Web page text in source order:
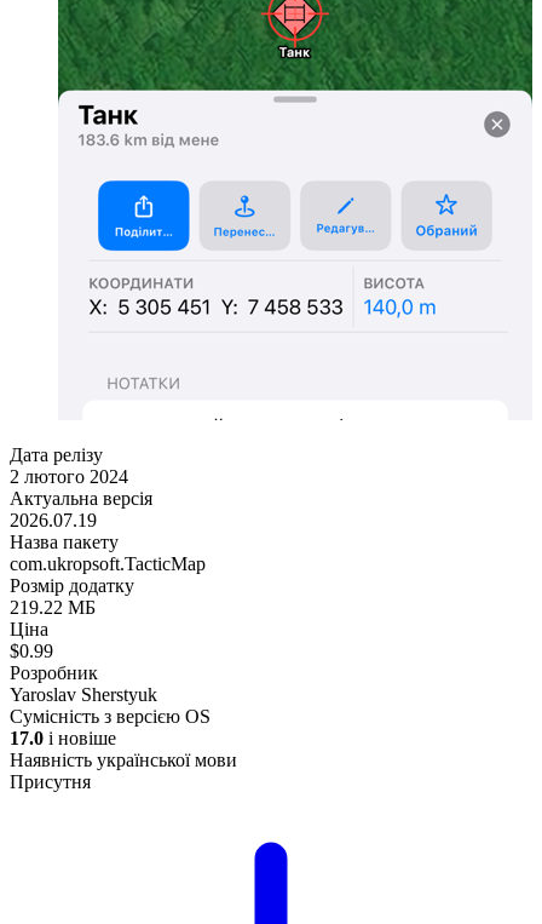
Дата релізу
2 лютого 2024
Актуальна версія
2026.07.19
Назва пакету
com.ukropsoft.TacticMap
Розмір додатку
219.22 МБ
Ціна
$0.99
Розробник
Yaroslav Sherstyuk
Сумісність з версією OS
17.0 і новіше
Наявність української мови
Присутня